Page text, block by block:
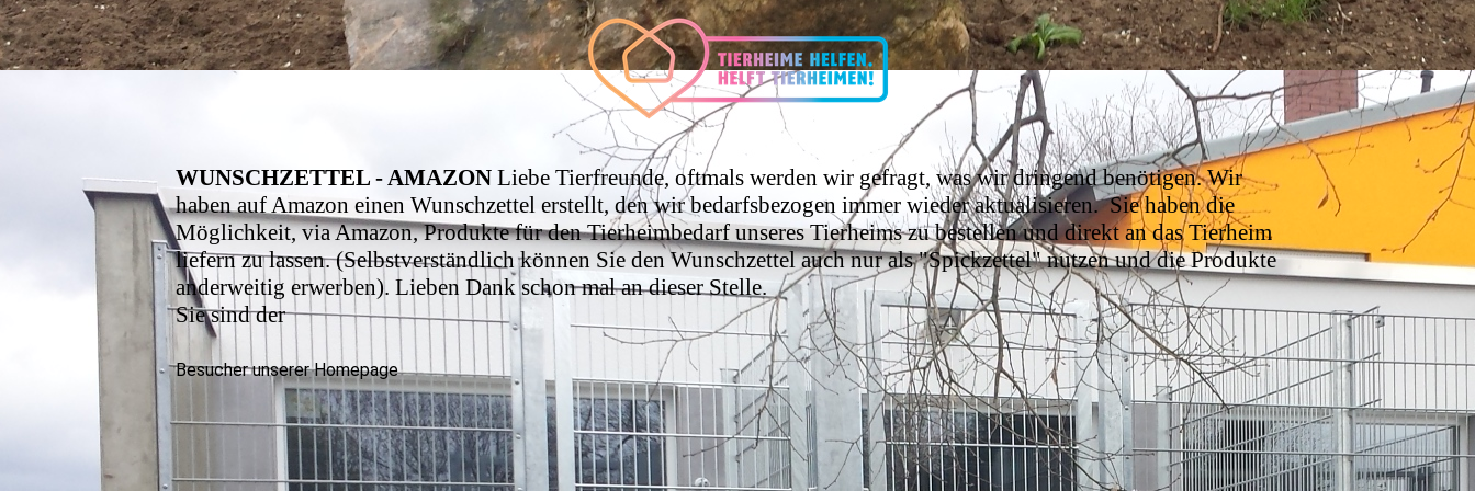
WUNSCHZETTEL - AMAZON Liebe Tierfreunde, oftmals werden wir gefragt, was wir dringend benötigen. Wir
haben auf Amazon einen Wunschzettel erstellt, den wir bedarfsbezogen immer wieder aktualisieren. Sie haben die
Möglichkeit, via Amazon, Produkte für den Tierheimbedarf unseres Tierheims zu bestellen und direkt an das Tierheim
liefern zu lassen. (Selbstverständlich können Sie den Wunschzettel auch nur als "Spickzettel" nutzen und die Produkte
anderweitig erwerben). Lieben Dank schon mal an dieser Stelle.
Sie sind der
Besucher unserer Homepage